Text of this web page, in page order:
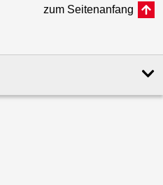
zum Seitenanfang